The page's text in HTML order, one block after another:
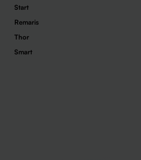
Start
Remaris
Thor
Smart